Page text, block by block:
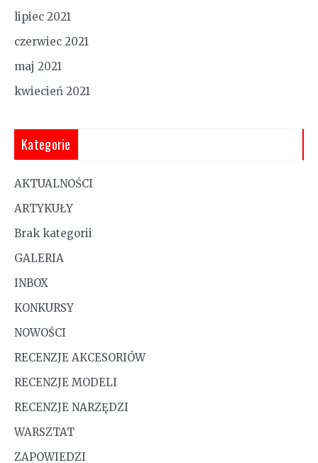
lipiec 2021
czerwiec 2021
maj 2021
kwiecień 2021
Kategorie
AKTUALNOŚCI
ARTYKUŁY
Brak kategorii
GALERIA
INBOX
KONKURSY
NOWOŚCI
RECENZJE AKCESORIÓW
RECENZJE MODELI
RECENZJE NARZĘDZI
WARSZTAT
ZAPOWIEDZI